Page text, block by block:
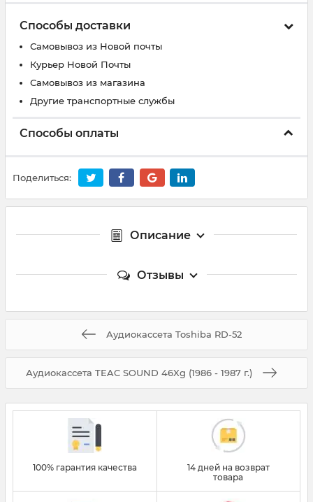
Способы доставки
Самовывоз из Новой почты
Курьер Новой Почты
Самовывоз из магазина
Другие транспортные службы
Способы оплаты
Поделиться:
Описание
Отзывы
Аудиокассета Toshiba RD-52
Аудиокассета TEAC SOUND 46Xg (1986 - 1987 г.)
100% гарантия качества
14 дней на возврат
товара